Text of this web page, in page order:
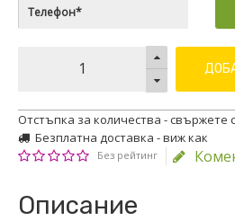
Отстъпка за количества - свържете
Безплатна доставка - виж как
Без рейтинг
Описание